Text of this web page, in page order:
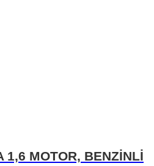
1,6 MOTOR, BENZİNLİ